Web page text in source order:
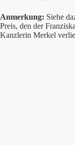
Anmerkung: Siehe
Preis, den der
Kanzlerin Merkel